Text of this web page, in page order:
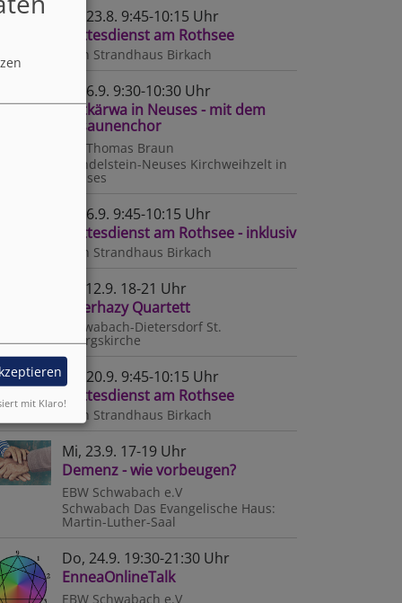
So, 23.8. 9:45-10:15 Uhr
Gottesdienst am Rothsee
Roth Strandhaus Birkach
So, 6.9. 9:30-10:30 Uhr
Zeltkärwa in Neuses - mit dem
Posaunenchor
Pfr. Thomas Braun
Wendelstein-Neuses Kirchweihzelt in
Neuses
So, 6.9. 9:45-10:15 Uhr
Gottesdienst am Rothsee - inklusiv
Roth Strandhaus Birkach
Sa, 12.9. 18-21 Uhr
Esterhazy Quartett
Schwabach-Dietersdorf St.
Georgskirche
So, 20.9. 9:45-10:15 Uhr
Gottesdienst am Rothsee
Roth Strandhaus Birkach
Mi, 23.9. 17-19 Uhr
Demenz - wie vorbeugen?
EBW Schwabach e.V
Schwabach Das Evangelische Haus:
Martin-Luther-Saal
Do, 24.9. 19:30-21:30 Uhr
EnneaOnlineTalk
EBW Schwabach e.V
mit Klaro!